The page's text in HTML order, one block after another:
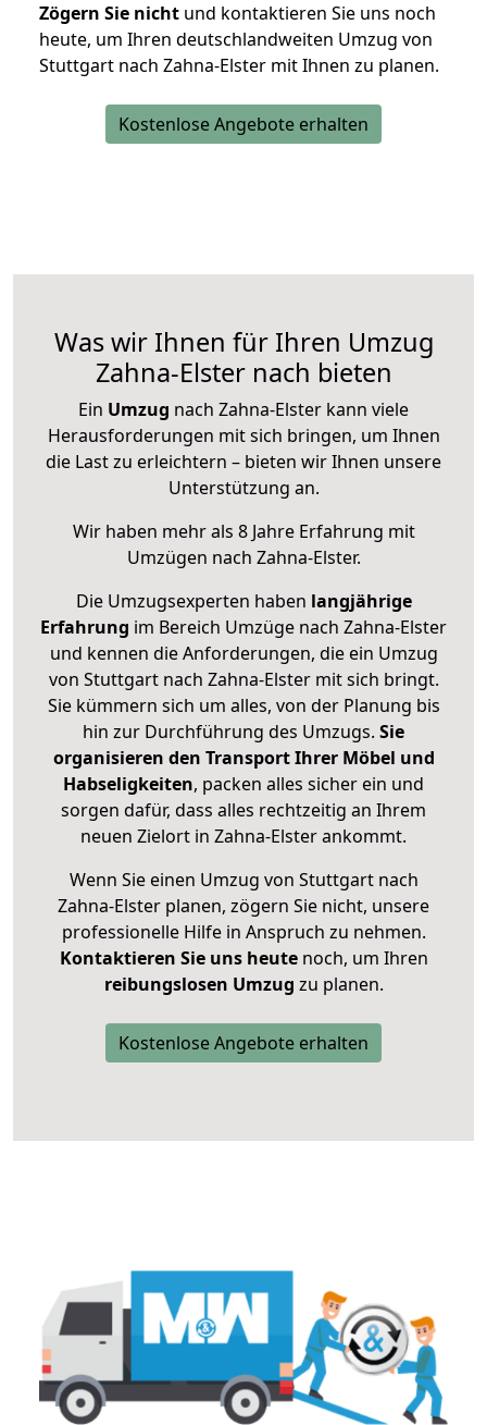
Zögern Sie nicht und kontaktieren Sie uns noch
heute, um Ihren deutschlandweiten Umzug von
Stuttgart nach Zahna-Elster mit Ihnen zu planen.
Kostenlose Angebote erhalten
Was wir Ihnen für Ihren Umzug
Zahna-Elster nach bieten
Ein Umzug nach Zahna-Elster kann viele
Herausforderungen mit sich bringen, um Ihnen
die Last zu erleichtern – bieten wir Ihnen unsere
Unterstützung an.
Wir haben mehr als 8 Jahre Erfahrung mit
Umzügen nach Zahna-Elster.
Die Umzugsexperten haben langjährige
Erfahrung im Bereich Umzüge nach Zahna-Elster
und kennen die Anforderungen, die ein Umzug
von Stuttgart nach Zahna-Elster mit sich bringt.
Sie kümmern sich um alles, von der Planung bis
hin zur Durchführung des Umzugs. Sie
organisieren den Transport Ihrer Möbel und
Habseligkeiten, packen alles sicher ein und
sorgen dafür, dass alles rechtzeitig an Ihrem
neuen Zielort in Zahna-Elster ankommt.
Wenn Sie einen Umzug von Stuttgart nach
Zahna-Elster planen, zögern Sie nicht, unsere
professionelle Hilfe in Anspruch zu nehmen.
Kontaktieren Sie uns heutenoch, um Ihren
reibungslosen Umzug zu planen.
Kostenlose Angebote erhalten